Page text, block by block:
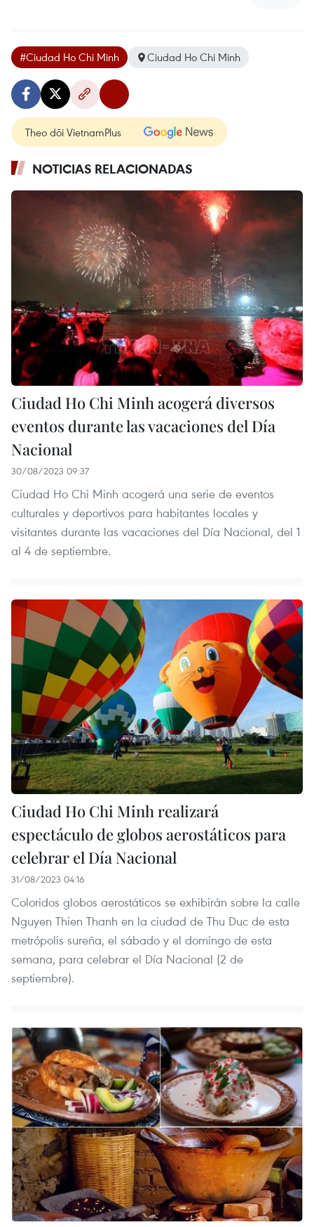
#Ciudad Ho Chi Minh Ciudad Ho Chi Minh
Theo dõi VietnamPlus
NOTICIAS RELACIONADAS
Ciudad Ho Chi Minh acogerá diversos
eventos durante las vacaciones del Día
Nacional
30/08/2023 09:37
Ciudad Ho Chi Minh acogerá una serie de eventos
culturales y deportivos para habitantes locales y
visitantes durante las vacaciones del Día Nacional, del 1
al 4 de septiembre.
Ciudad Ho Chi Minh realizará
espectáculo de globos aerostáticos para
celebrar el Día Nacional
31/08/2023 04:16
Coloridos globos aerostáticos se exhibirán sobre la calle
Nguyen Thien Thanh en la ciudad de Thu Duc de esta
metrópolis sureña, el sábado y el domingo de esta
semana, para celebrar el Día Nacional (2 de
septiembre).